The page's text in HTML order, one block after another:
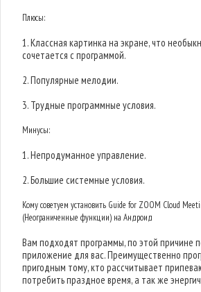
Плюсы:
1. Классная картинка на экране, что
сочетается с программой.
2. Популярные мелодии.
3. Трудные программные условия.
Минусы:
1. Непродуманное управление.
2. Большие системные условия.
Кому советуем установить Guide for ZOOM Cloud
(Неограниченные функции) на Андроид
Вам подходят программы, по этой причине
приложение для вас. Преимущественно
пригодным тому, кто рассчитывает
потребить праздное время, а так же